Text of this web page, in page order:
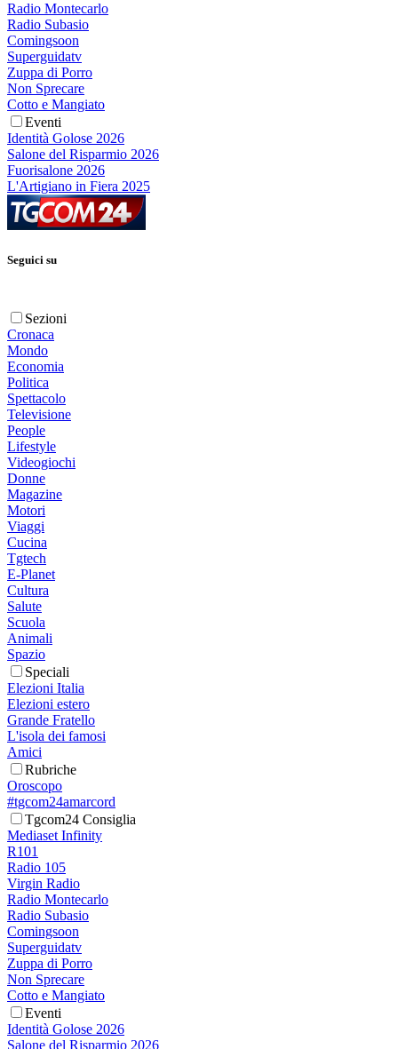
Radio Montecarlo
Radio Subasio
Comingsoon
Superguidatv
Zuppa di Porro
Non Sprecare
Cotto e Mangiato
Eventi
Identità Golose 2026
Salone del Risparmio 2026
Fuorisalone 2026
L'Artigiano in Fiera 2025
Seguici su
Sezioni
Cronaca
Mondo
Economia
Politica
Spettacolo
Televisione
People
Lifestyle
Videogiochi
Donne
Magazine
Motori
Viaggi
Cucina
Tgtech
E-Planet
Cultura
Salute
Scuola
Animali
Spazio
Speciali
Elezioni Italia
Elezioni estero
Grande Fratello
L'isola dei famosi
Amici
Rubriche
Oroscopo
#tgcom24amarcord
Tgcom24 Consiglia
Mediaset Infinity
R101
Radio 105
Virgin Radio
Radio Montecarlo
Radio Subasio
Comingsoon
Superguidatv
Zuppa di Porro
Non Sprecare
Cotto e Mangiato
Eventi
Identità Golose 2026
Salone del Risparmio 2026